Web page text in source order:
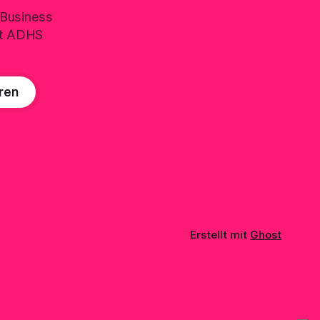
ADHS
Erstellt mit Ghost